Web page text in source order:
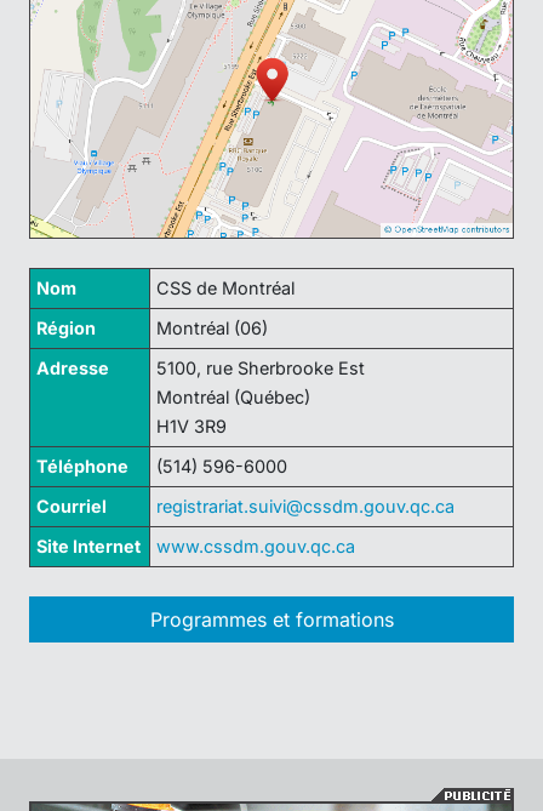
Nom
CSS de Montréal
Région
Montréal (06)
Adresse
5100, rue Sherbrooke Est
Montréal (Québec)
H1V 3R9
Téléphone
(514) 596-6000
Courriel
registrariat.suivi@cssdm.gouv.qc.ca
Site Internet
www.cssdm.gouv.qc.ca
Programmes et formations